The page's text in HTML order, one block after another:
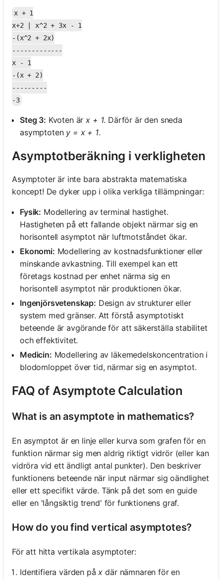
x + 1
x+2 | x^2 + 3x - 1
-(x^2 + 2x)
-------------
x - 1
-(x + 2)
---------
-3
Steg 3: Kvoten är x + 1. Därför är den sneda
asymptoten y = x + 1.
Asymptotberäkning i verkligheten
Asymptoter är inte bara abstrakta matematiska
koncept! De dyker upp i olika verkliga tillämpningar:
Fysik: Modellering av terminal hastighet.
Hastigheten på ett fallande objekt närmar sig en
horisontell asymptot när luftmotståndet ökar.
Ekonomi: Modellering av kostnadsfunktioner eller
minskande avkastning. Till exempel kan ett
företags kostnad per enhet närma sig en
horisontell asymptot när produktionen ökar.
Ingenjörsvetenskap: Design av strukturer eller
system med gränser. Att förstå asymptotiskt
beteende är avgörande för att säkerställa stabilitet
och effektivitet.
Medicin: Modellering av läkemedelskoncentration i
blodomloppet över tid, närmar sig en asymptot.
FAQ of Asymptote Calculation
What is an asymptote in mathematics?
En asymptot är en linje eller kurva som grafen för en
funktion närmar sig men aldrig riktigt vidrör (eller kan
vidröra vid ett ändligt antal punkter). Den beskriver
funktionens beteende när input närmar sig oändlighet
eller ett specifikt värde. Tänk på det som en guide
eller en 'långsiktig trend' för funktionens graf.
How do you find vertical asymptotes?
För att hitta vertikala asymptoter:
Identifiera värden påx där nämnaren för en